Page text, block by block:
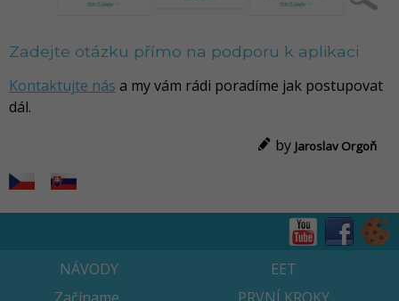
Zadejte otázku přímo na podporu k aplikaci
Kontaktujte nás a my vám rádi poradíme jak postupovat
dál.
by Jaroslav Orgoň
NÁVODY
EET